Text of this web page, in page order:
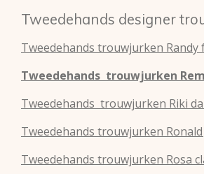
Tweedehands designer
Tweedehands trouwjurken Randy
Tweedehands trouwjurken
Tweedehands trouwjurken Riki
Tweedehands trouwjurken
Tweedehands trouwjurken Rosa